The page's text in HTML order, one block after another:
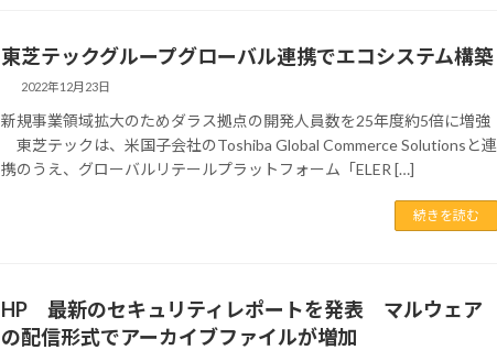
東芝テックグループグローバル連携でエコシステム構築
2022年12月23日
新規事業領域拡大のためダラス拠点の開発人員数を25年度約5倍に増強
東芝テックは、米国子会社のToshiba Global Commerce Solutionsと連
携のうえ、グローバルリテールプラットフォーム「ELER […]
続きを読む
HP 最新のセキュリティレポートを発表 マルウェア
の配信形式でアーカイブファイルが増加